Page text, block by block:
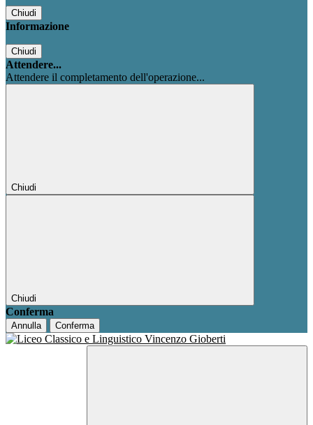
Chiudi
Informazione
Chiudi
Attendere...
Attendere il completamento dell'operazione...
Chiudi
Chiudi
Conferma
Annulla Conferma